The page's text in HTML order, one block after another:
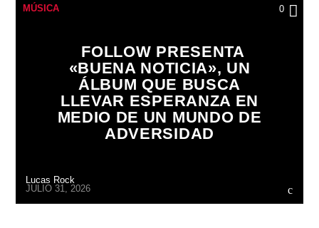
MÚSICA 0
FOLLOW PRESENTA
«BUENA NOTICIA», UN
ÁLBUM QUE BUSCA
LLEVAR ESPERANZA EN
MEDIO DE UN MUNDO DE
ADVERSIDAD
Lucas Rock
JULIO 31, 2026